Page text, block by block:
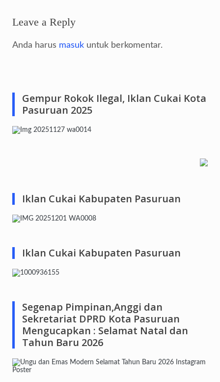
Leave a Reply
Anda harus masuk untuk berkomentar.
Gempur Rokok Ilegal, Iklan Cukai Kota
Pasuruan 2025
Iklan Cukai Kabupaten Pasuruan
Iklan Cukai Kabupaten Pasuruan
Segenap Pimpinan,Anggi dan
Sekretariat DPRD Kota Pasuruan
Mengucapkan : Selamat Natal dan
Tahun Baru 2026